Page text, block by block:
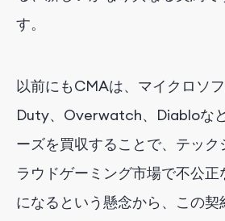
す。
以前にもCMAは、マイクロソ
Duty、Overwatch、Diabloな
ーズを買収することで、テック
ラウドゲーミング市場で不公正
になるという懸念から、この契